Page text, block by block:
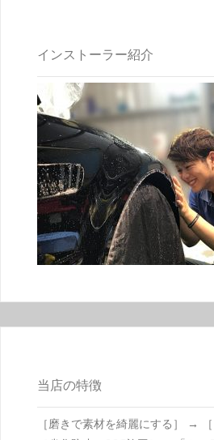
インストーラー紹介
当店の特徴
［磨きで素材を綺麗にする］ →